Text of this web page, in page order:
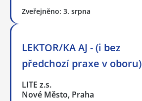
Zveřejněno: 3. srpna
LEKTOR/KA AJ - (i bez
předchozí praxe v oboru)
LITE z.s.
Nové Město, Praha